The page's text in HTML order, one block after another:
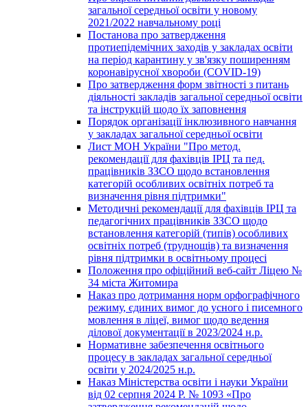
загальної середньої освіти у новому
2021/2022 навчальному році
Постанова про затвердження
протиепідемічних заходів у закладах освіти
на період карантину у зв'язку поширенням
коронавірусної хвороби (COVID-19)
Про затвердження форм звітності з питань
діяльності закладів загальної середньої освіти
та інструкцій щодо їх заповнення
Порядок організації інклюзивного навчання
у закладах загальної середньої освіти
Лист МОН України "Про метод.
рекомендації для фахівців ІРЦ та пед.
працівників ЗЗСО щодо встановлення
категорій особливих освітніх потреб та
визначення рівня підтримки"
Методичні рекомендації для фахівців ІРЦ та
педагогічних працівників ЗЗСО щодо
встановлення категорій (типів) особливих
освітніх потреб (труднощів) та визначення
рівня підтримки в освітньому процесі
Положення про офіційний веб-сайт Ліцею №
34 міста Житомира
Наказ про дотримання норм орфографічного
режиму, єдиних вимог до усного і писемного
мовлення в ліцеї, вимог щодо ведення
ділової документації в 2023/2024 н.р.
Нормативне забезпечення освітнього
процесу в закладах загальної середньої
освіти у 2024/2025 н.р.
Наказ Міністерства освіти і науки України
від 02 серпня 2024 Р. № 1093 «Про